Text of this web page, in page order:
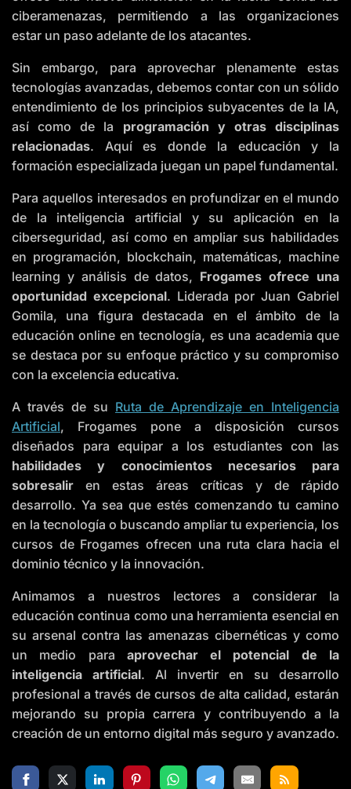
ciberamenazas, permitiendo a las organizaciones
estar un paso adelante de los atacantes.
Sin embargo, para aprovechar plenamente estas
tecnologías avanzadas, debemos contar con un sólido
entendimiento de los principios subyacentes de la IA,
así como de la programación y otras disciplinas
relacionadas. Aquí es donde la educación y la
formación especializada juegan un papel fundamental.
Para aquellos interesados en profundizar en el mundo
de la inteligencia artificial y su aplicación en la
ciberseguridad, así como en ampliar sus habilidades
en programación, blockchain, matemáticas, machine
learning y análisis de datos, Frogames ofrece una
oportunidad excepcional. Liderada por Juan Gabriel
Gomila, una figura destacada en el ámbito de la
educación online en tecnología, es una academia que
se destaca por su enfoque práctico y su compromiso
con la excelencia educativa.
A través de su Ruta de Aprendizaje en Inteligencia
Artificial, Frogames pone a disposición cursos
diseñados para equipar a los estudiantes con las
habilidades y conocimientos necesarios para
sobresalir en estas áreas críticas y de rápido
desarrollo. Ya sea que estés comenzando tu camino
en la tecnología o buscando ampliar tu experiencia, los
cursos de Frogames ofrecen una ruta clara hacia el
dominio técnico y la innovación.
Animamos a nuestros lectores a considerar la
educación continua como una herramienta esencial en
su arsenal contra las amenazas cibernéticas y como
un medio para aprovechar el potencial de la
inteligencia artificial. Al invertir en su desarrollo
profesional a través de cursos de alta calidad, estarán
mejorando su propia carrera y contribuyendo a la
creación de un entorno digital más seguro y avanzado.